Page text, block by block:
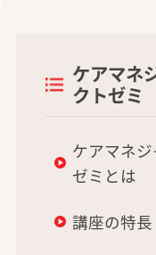
ケアマネ
クトゼミ
ケアマネ
ゼミとは
講座の特長